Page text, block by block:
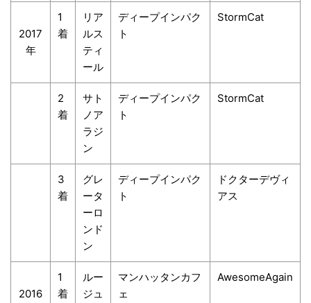
2017
年
1
着
リア
ルス
ティ
ール
ディープインパク
ト
StormCat
2
着
サト
ノア
ラジ
ン
ディープインパク
ト
StormCat
3
着
グレ
ータ
ーロ
ンド
ン
ディープインパク
ト
ドクターデヴィ
アス
2016
1
着
ルー
ジュ
マンハッタンカフ
ェ
AwesomeAgain